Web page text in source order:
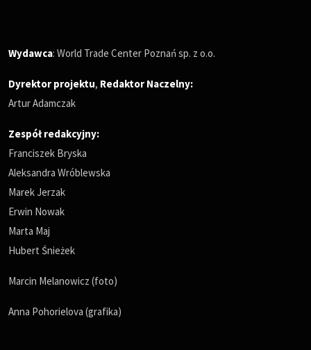
Wydawca: World Trade Center Poznań sp. z o.o.
Dyrektor projektu, Redaktor Naczelny:
Artur Adamczak
Zespół redakcyjny:
Franciszek Bryska
Aleksandra Wróblewska
Marek Jerzak
Erwin Nowak
Marta Maj
Hubert Śnieżek
Marcin Melanowicz (foto)
Anna Pohorielova (grafika)